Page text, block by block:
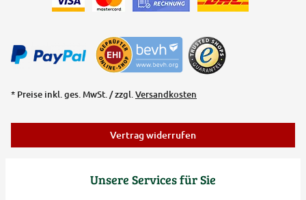
Unsere Services für Sie
* Preise inkl. ges. MwSt. / zzgl.Versandkosten
Vertrag widerrufen